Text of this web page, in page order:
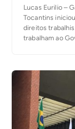
Lucas Eurilio –
Tocantins
direitos
trabalham ao
já aderiram a
Provisória de